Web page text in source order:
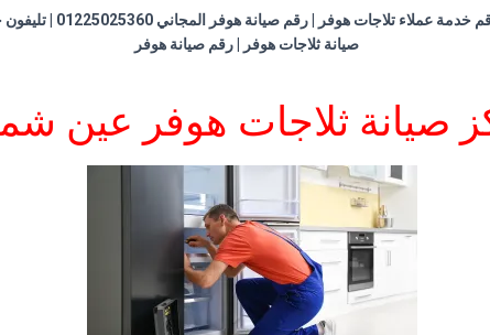
خدمة عملاء
صيانة ثلاجات هوفر | رقم صيانة هوفر
صيانة ثلاجات هوفر عين